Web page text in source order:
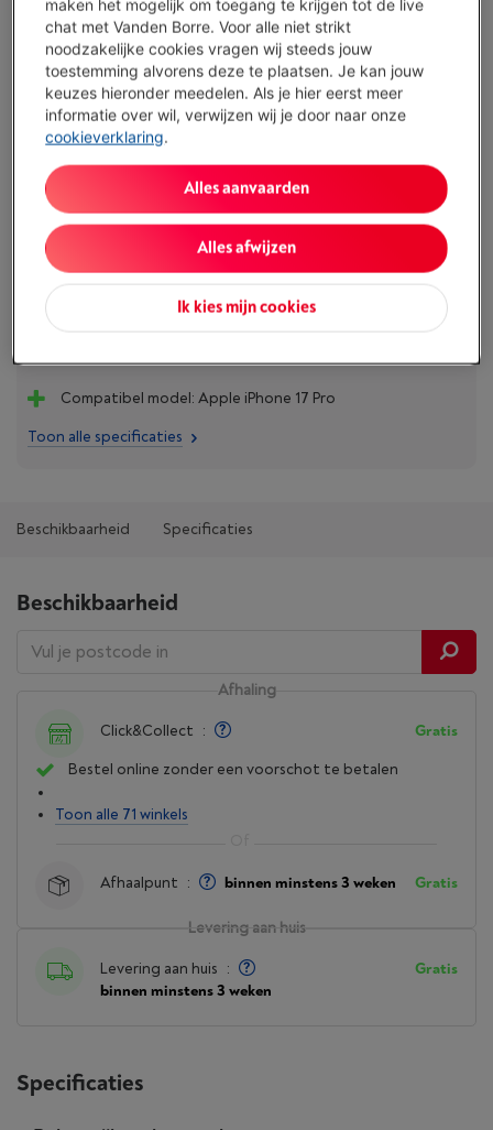
Beperkt beschikbaar -Bekijk voorraad
€ 39,95
Koop nu
Vergelijken
Troeven
Compatibel model: Apple iPhone 17 Pro
Toon alle specificaties
Beschikbaarheid Specificaties
Beschikbaarheid
Levering aan huis
Levering aan huis :
binnen minstens 3 weken
Gratis
Afhaling
Click&Collect : Gratis
Bestel online zonder een voorschot te betalen
Toon alle 71 winkels
Afhaalpunt : binnen minstens 3 weken Gratis
Specificaties
maken het mogelijk om toegang te krijgen tot de live
chat met Vanden Borre. Voor alle niet strikt
noodzakelijke cookies vragen wij steeds jouw
toestemming alvorens deze te plaatsen. Je kan jouw
keuzes hieronder meedelen. Als je hier eerst meer
informatie over wil, verwijzen wij je door naar onze
cookieverklaring.
Ik kies mijn cookies
Alles afwijzen
Alles aanvaarden